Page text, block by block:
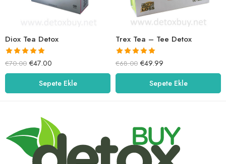
Diox Tea Detox
5 üzerinden
5.00oy aldı
€70.00 €47.00
Sepete Ekle
Trex Tea – Tee Detox
5 üzerinden
5.00oy aldı
€68.00 €49.99
Sepete Ekle